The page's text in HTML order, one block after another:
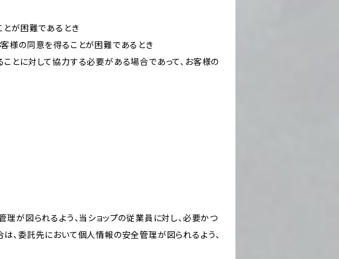
とが困難であるとき
様の同意を得ることが困難であるとき
とに対して協力する必要がある場合であって、お客様の
が図られるよう、当ショップの従業員に対し、必要かつ
、委託先において個人情報の安全管理が図られるよう、